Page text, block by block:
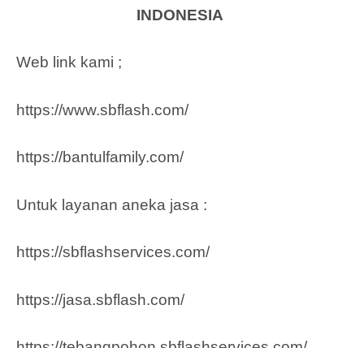
INDONESIA
Web link kami ;
https://www.sbflash.com/
https://bantulfamily.com/
Untuk layanan aneka jasa :
https://sbflashservices.com/
https://jasa.sbflash.com/